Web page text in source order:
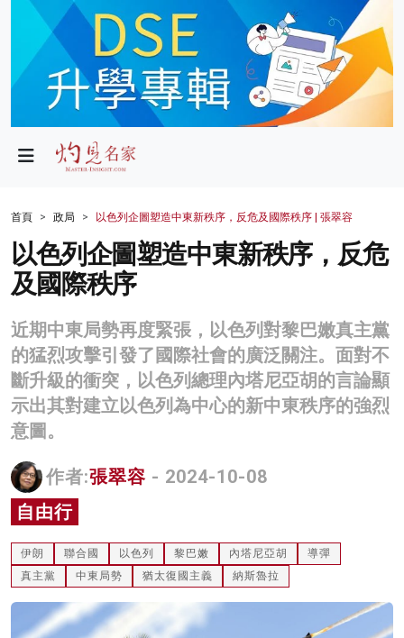
政局
財經
生活
健康
商業
科技
影片
名家榜
灼見活動
關於我們
首頁 政局 以色列企圖塑造中東新秩序，反危及國際秩序 | 張翠容
以色列企圖塑造中東新秩序，反危
及國際秩序
近期中東局勢再度緊張，以色列對黎巴嫩真主黨
的猛烈攻擊引發了國際社會的廣泛關注。面對不
斷升級的衝突，以色列總理內塔尼亞胡的言論顯
示出其對建立以色列為中心的新中東秩序的強烈
意圖。
作者:張翠容 - 2024-10-08
自由行
伊朗 聯合國 以色列 黎巴嫩 內塔尼亞胡
導彈
真主黨
中東局勢 猶太復國主義 納斯魯拉